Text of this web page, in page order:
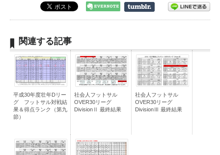
関連する記事
平成30年度壮年Dリー
グ フットサル対戦結
果＆得点ランク（第九
節）
社会人フットサル
OVER30リーグ
DivisionⅡ 最終結果
社会人フットサル
OVER30リーグ
DivisionⅢ 最終結果